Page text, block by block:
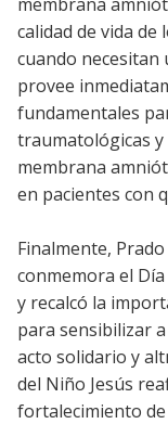
calidad de vida
cuando necesitan
provee
fundamentales
traumatológicas y
membrana
en pacientes con
Finalmente,
conmemora el
y recalcó la
para sensibilizar
acto solidario y
del Niño Jesús
fortalecimiento